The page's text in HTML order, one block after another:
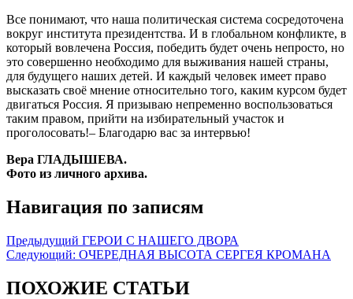
Все понимают, что наша политическая система сосредоточена
вокруг института президентства. И в глобальном конфликте, в
который вовлечена Россия, победить будет очень непросто, но
это совершенно необходимо для выживания нашей страны,
для будущего наших детей. И каждый человек имеет право
высказать своё мнение относительно того, каким курсом будет
двигаться Россия. Я призываю непременно воспользоваться
таким правом, прийти на избирательный участок и
проголосовать!– Благодарю вас за интервью!
Вера ГЛАДЫШЕВА.
Фото из личного архива.
Навигация по записям
Предыдущий ГЕРОИ С НАШЕГО ДВОРА
Следующий: ОЧЕРЕДНАЯ ВЫСОТА СЕРГЕЯ КРОМАНА
ПОХОЖИЕ СТАТЬИ